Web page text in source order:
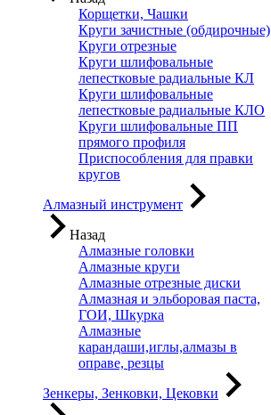
Корщетки, Чашки
Круги зачистные (обдирочные)
Круги отрезные
Круги шлифовальные
лепестковые радиальные КЛ
Круги шлифовальные
лепестковые радиальные КЛО
Круги шлифовальные ПП
прямого профиля
Приспособления для правки
кругов
Алмазный инструмент
Назад
Алмазные головки
Алмазные круги
Алмазные отрезные диски
Алмазная и эльборовая паста,
ГОИ, Шкурка
Алмазные
карандаши,иглы,алмазы в
оправе, резцы
Зенкеры, Зенковки, Цековки